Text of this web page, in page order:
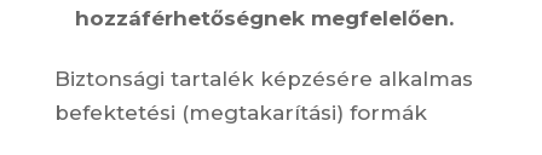
hozzáférhetőségnek megfelelően.
Biztonsági tartalék képzésére alkalmas
befektetési (megtakarítási) formák